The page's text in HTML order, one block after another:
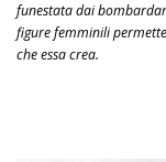
funestata dai
figure femminili
che essa crea.